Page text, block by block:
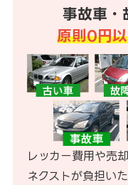
事故車・
原則0円
レッカー費用や売
ネクストが負担い